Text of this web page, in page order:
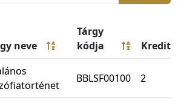
neve
Tárgy
kódja
Kredit
BBLSF00100 2